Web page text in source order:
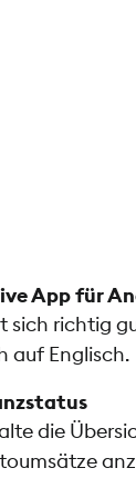
App für
sich richtig
auf Englisch.
die